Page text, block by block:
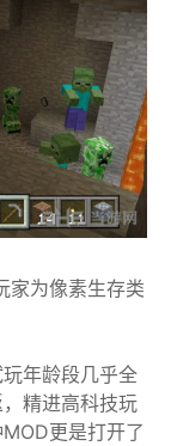
家为像素生存类
年龄段几乎全
精进高科技玩
更是打开了